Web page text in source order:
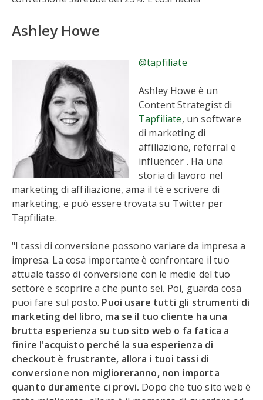
Ashley Howe
@tapfiliate
Ashley Howe è un
Content Strategist di
Tapfiliate, un software
di marketing di
affiliazione, referral e
influencer . Ha una
storia di lavoro nel
marketing di affiliazione, ama il tè e scrivere di
marketing, e può essere trovata su Twitter per
Tapfiliate.
"I tassi di conversione possono variare da impresa a
impresa. La cosa importante è confrontare il tuo
attuale tasso di conversione con le medie del tuo
settore e scoprire a che punto sei. Poi, guarda cosa
puoi fare sul posto. Puoi usare tutti gli strumenti di
marketing del libro, ma se il tuo cliente ha una
brutta esperienza su tuo sito web o fa fatica a
finire l'acquisto perché la sua esperienza di
checkout è frustrante, allora i tuoi tassi di
conversione non miglioreranno, non importa
quanto duramente ci provi. Dopo che tuo sito web è